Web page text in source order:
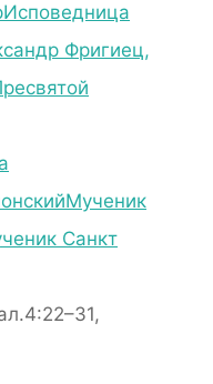
Исповедница
Фригиец,
Мученик
Санкт